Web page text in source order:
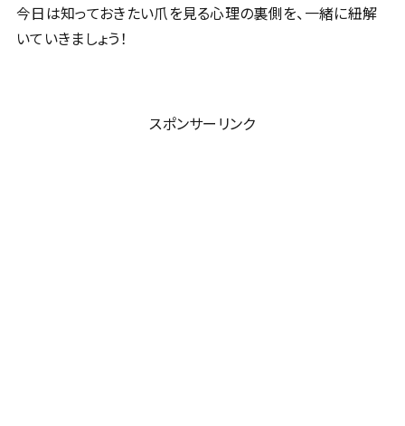
今日は知っておきたい爪を見る心理の裏側を、一緒に紐解
いていきましょう！
スポンサーリンク